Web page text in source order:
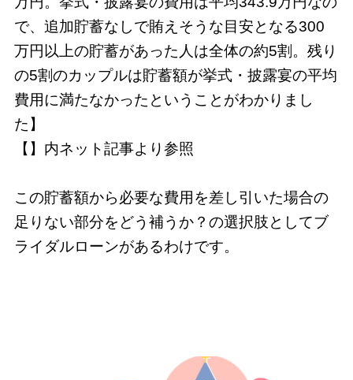
で、追加貯蓄なしで賄えそうな目安となる300
万円以上の貯蓄があった人は全体の約5割。残り
の5割のカップルは貯蓄額が挙式・披露宴の平均
費用に満たなかったということがわかりまし
た】
【】内ネット記事より参照
この貯蓄額から必要な費用を差し引いた場合の
足りない部分をどう補うか？の選択肢としてブ
ライダルローンがあるわけです。